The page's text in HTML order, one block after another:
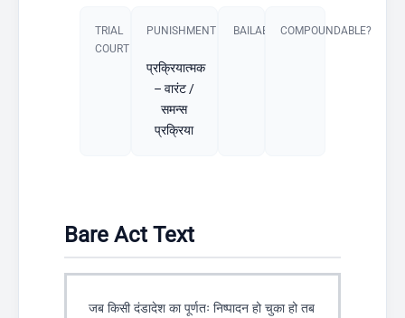
TRIAL
COURT
PUNISHMENT​
प्रक्रियात्मक
– वारंट /
समन्स
प्रक्रिया
BAILABLE?COMPOUNDABLE?
Bare Act Text
जब किसी दंडादेश का पूर्णतः निष्पादन हो चुका हो तब